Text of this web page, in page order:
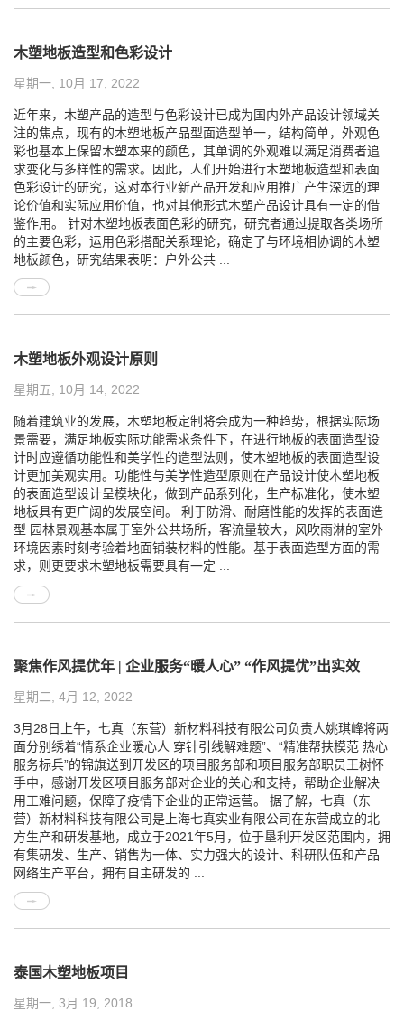
木塑地板造型和色彩设计
星期一, 10月 17, 2022
近年来，木塑产品的造型与色彩设计已成为国内外产品设计领域关
注的焦点，现有的木塑地板产品型面造型单一，结构简单，外观色
彩也基本上保留木塑本来的颜色，其单调的外观难以满足消费者追
求变化与多样性的需求。因此，人们开始进行木塑地板造型和表面
色彩设计的研究，这对本行业新产品开发和应用推广产生深远的理
论价值和实际应用价值，也对其他形式木塑产品设计具有一定的借
鉴作用。 针对木塑地板表面色彩的研究，研究者通过提取各类场所
的主要色彩，运用色彩搭配关系理论，确定了与环境相协调的木塑
地板颜色，研究结果表明：户外公共 ...
木塑地板外观设计原则
星期五, 10月 14, 2022
随着建筑业的发展，木塑地板定制将会成为一种趋势，根据实际场
景需要，满足地板实际功能需求条件下，在进行地板的表面造型设
计时应遵循功能性和美学性的造型法则，使木塑地板的表面造型设
计更加美观实用。功能性与美学性造型原则在产品设计使木塑地板
的表面造型设计呈模块化，做到产品系列化，生产标准化，使木塑
地板具有更广阔的发展空间。 利于防滑、耐磨性能的发挥的表面造
型 园林景观基本属于室外公共场所，客流量较大，风吹雨淋的室外
环境因素时刻考验着地面铺装材料的性能。基于表面造型方面的需
求，则更要求木塑地板需要具有一定 ...
聚焦作风提优年 | 企业服务“暖人心” “作风提优”出实效
星期二, 4月 12, 2022
3月28日上午，七真（东营）新材料科技有限公司负责人姚琪峰将两
面分别绣着“情系企业暖心人 穿针引线解难题”、“精准帮扶模范 热心
服务标兵”的锦旗送到开发区的项目服务部和项目服务部职员王树怀
手中，感谢开发区项目服务部对企业的关心和支持，帮助企业解决
用工难问题，保障了疫情下企业的正常运营。 据了解，七真（东
营）新材料科技有限公司是上海七真实业有限公司在东营成立的北
方生产和研发基地，成立于2021年5月，位于垦利开发区范围内，拥
有集研发、生产、销售为一体、实力强大的设计、科研队伍和产品
网络生产平台，拥有自主研发的 ...
泰国木塑地板项目
星期一, 3月 19, 2018